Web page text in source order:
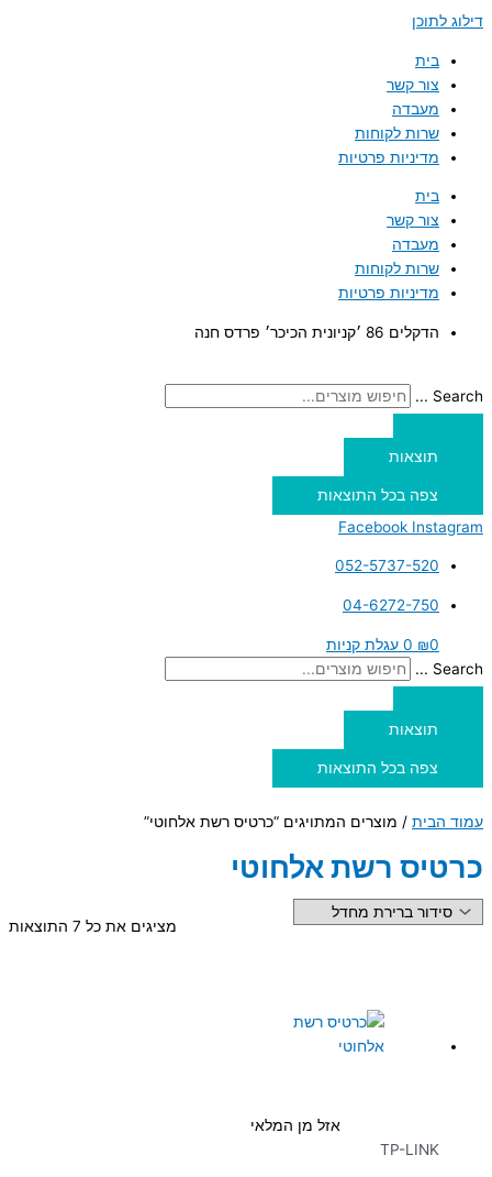
דילוג לתוכן
בית
צור קשר
מעבדה
שרות לקוחות
מדיניות פרטיות
בית
צור קשר
מעבדה
שרות לקוחות
מדיניות פרטיות
הדקלים 86 ׳קניונית הכיכר׳ פרדס חנה
Search ...
תוצאות
צפה בכל התוצאות
Facebook Instagram
052-5737-520
04-6272-750
₪0
0 עגלת קניות
Search ...
תוצאות
צפה בכל התוצאות
עמוד הבית / מוצרים המתויגים “כרטיס רשת אלחוטי”
כרטיס רשת אלחוטי
מציגים את כל ⁦7⁩ התוצאות
אזל מן המלאי
TP-LINK